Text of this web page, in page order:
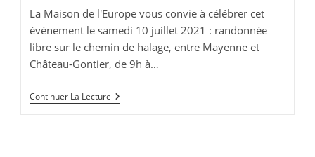
lecture :
La Maison de l'Europe vous convie à célébrer cet
événement le samedi 10 juillet 2021 : randonnée
libre sur le chemin de halage, entre Mayenne et
Château-Gontier, de 9h à…
Continuer La Lecture 70
Km